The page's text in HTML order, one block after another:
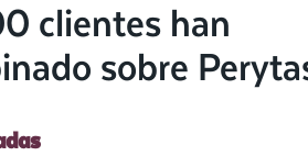
clientes han
sobre